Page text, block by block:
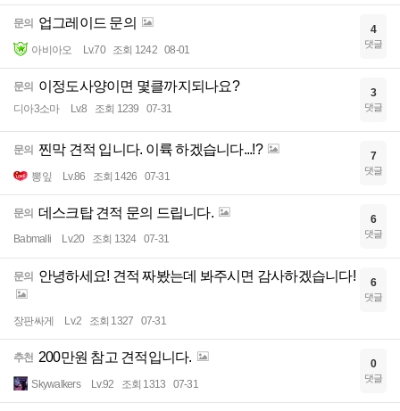
문의 업그레이드 문의
아비아오 Lv.70 조회 1242 08-01
4
댓글
문의 이정도사양이면 몇클까지되나요?
디아3소마 Lv.8 조회 1239 07-31
3
댓글
문의 찐막 견적 입니다. 이륙 하겠습니다...!?
뽕잎 Lv.86 조회 1426 07-31
7
댓글
문의 데스크탑 견적 문의 드립니다.
Babmalli Lv.20 조회 1324 07-31
6
댓글
문의 안녕하세요! 견적 짜봤는데 봐주시면 감사하겠습니다!
장판싸게 Lv.2 조회 1327 07-31
6
댓글
추천 200만원 참고 견적입니다.
Skywalkers Lv.92 조회 1313 07-31
0
댓글